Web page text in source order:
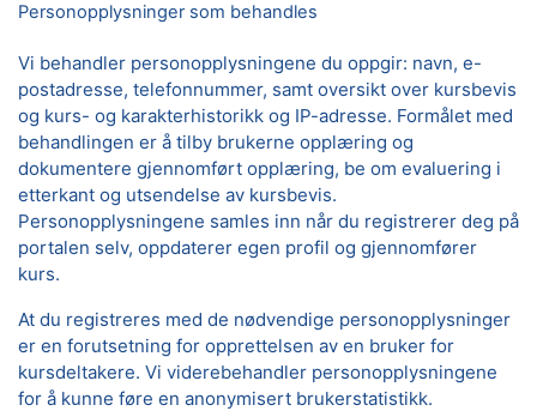
Personopplysninger som behandles
Vi behandler personopplysningene du oppgir: navn, e-
postadresse, telefonnummer, samt oversikt over kursbevis
og kurs- og karakterhistorikk og IP-adresse. Formålet med
behandlingen er å tilby brukerne opplæring og
dokumentere gjennomført opplæring, be om evaluering i
etterkant og utsendelse av kursbevis.
Personopplysningene samles inn når du registrerer deg på
portalen selv, oppdaterer egen profil og gjennomfører
kurs.
At du registreres med de nødvendige personopplysninger
er en forutsetning for opprettelsen av en bruker for
kursdeltakere. Vi viderebehandler personopplysningene
for å kunne føre en anonymisert brukerstatistikk.